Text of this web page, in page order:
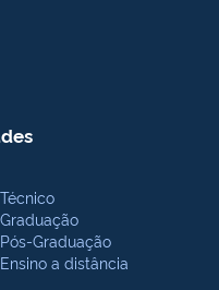
Técnico
Graduação
Pós-Graduação
Ensino a distância